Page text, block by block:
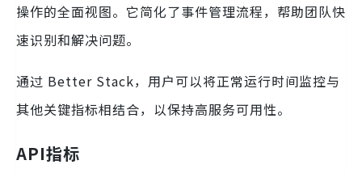
操作的全面视图。它简化了事件管理流程，帮助团队快
速识别和解决问题。
通过 Better Stack，用户可以将正常运行时间监控与
其他关键指标相结合，以保持高服务可用性。
API指标